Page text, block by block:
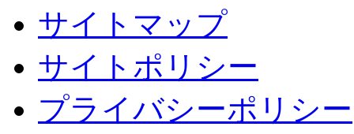
サイトマップ
サイトポリシー
プライバシーポリシー